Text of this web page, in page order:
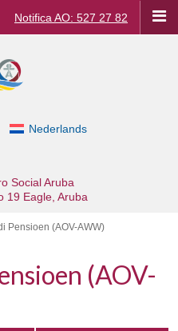
Notifica AO: 527 27 82
Nederlands
Social Aruba
19 Eagle, Aruba
Pensioen (AOV-AWW)
(AOV-